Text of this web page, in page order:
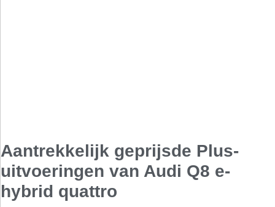
Aantrekkelijk geprijsde Plus-
uitvoeringen van Audi Q8 e-
hybrid quattro